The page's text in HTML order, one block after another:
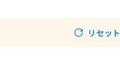
リセット